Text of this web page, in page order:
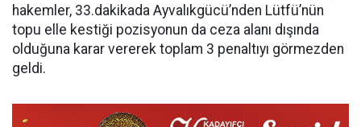
hakemler, 33.dakikada Ayvalıkgücü’nden Lütfü’nün
topu elle kestiği pozisyonun da ceza alanı dışında
olduğuna karar vererek toplam 3 penaltıyı görmezden
geldi.